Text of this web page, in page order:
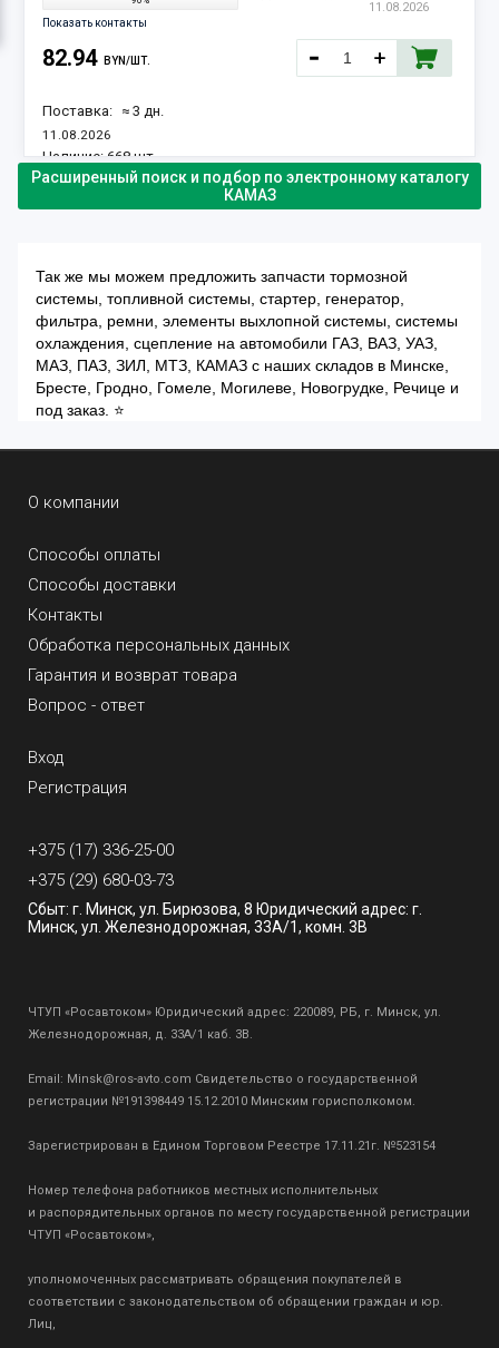
Показать контакты
11.08.2026
82.94 BYN/ШТ.
Поставка: ≈ 3 дн.
11.08.2026
Наличие: 668 шт.
Расширенный поиск и подбор по электронному каталогу
КАМАЗ
Так же мы можем предложить запчасти тормозной
системы, топливной системы, стартер, генератор,
фильтра, ремни, элементы выхлопной системы, системы
охлаждения, сцепление на автомобили ГАЗ, ВАЗ, УАЗ,
МАЗ, ПАЗ, ЗИЛ, МТЗ, КАМАЗ с наших складов в Минске,
Бресте, Гродно, Гомеле, Могилеве, Новогрудке, Речице и
под заказ. ⭐
О компании
Способы оплаты
Способы доставки
Контакты
Обработка персональных данных
Гарантия и возврат товара
Вопрос - ответ
Вход
Регистрация
+375 (17) 336-25-00
+375 (29) 680-03-73
Сбыт: г. Минск, ул. Бирюзова, 8 Юридический адрес: г.
Минск, ул. Железнодорожная, 33А/1, комн. 3В
ЧТУП «Росавтоком» Юридический адрес: 220089, РБ, г. Минск, ул.
Железнодорожная, д. 33А/1 каб. 3В.
Email: Minsk@ros-avto.com Свидетельство о государственной
регистрации №191398449 15.12.2010 Минским горисполкомом.
Зарегистрирован в Едином Торговом Реестре 17.11.21г. №523154
Номер телефона работников местных исполнительных
и распорядительных органов по месту государственной регистрации
ЧТУП «Росавтоком»,
уполномоченных рассматривать обращения покупателей в
соответствии с законодательством об обращении граждан и юр.
Лиц,